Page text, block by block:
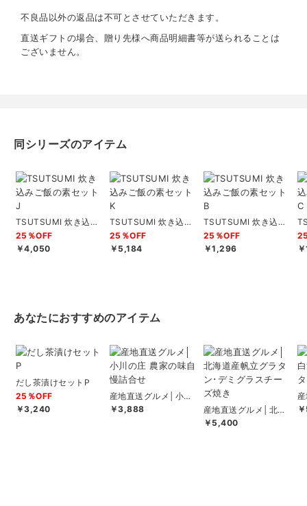
不良品以外の返品は不可とさせていただきます。
直送ギフトの場合、贈り先様へ商品明細書等が送られることは
ございません。
同シリーズのアイテム
TSUTSUMI 炊き込み
ご飯の素セットJ
25％OFF
￥4,050
TSUTSUMI 炊き込み
ご飯の素セットK
25％OFF
￥5,184
TSUTSUMI 炊き込み
ご飯の素セットB
25％OFF
￥1,296
あなたにおすすめのアイテム
だし茶漬けセットP
25％OFF
￥3,240
産地直送グルメ│小川
の庄 農家の味自慢詰
合せ
￥3,888
産地直送グルメ│北海
道産帆立グラタン･デ
ミグラスチーズ焼...
￥5,400